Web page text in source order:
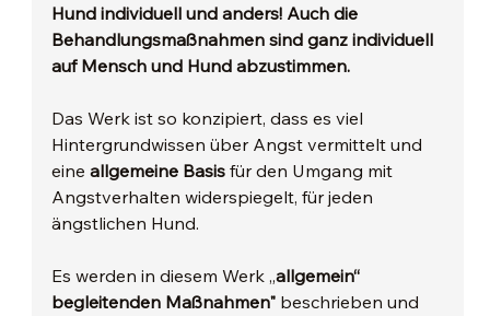
Hund individuell und anders! Auch die
Behandlungsmaßnahmen sind ganz individuell
auf Mensch und Hund abzustimmen.
Das Werk ist so konzipiert, dass es viel
Hintergrundwissen über Angst vermittelt und
eine allgemeine Basis für den Umgang mit
Angstverhalten widerspiegelt, für jeden
ängstlichen Hund.
Es werden in diesem Werk „allgemein“
begleitenden Maßnahmen" beschrieben und